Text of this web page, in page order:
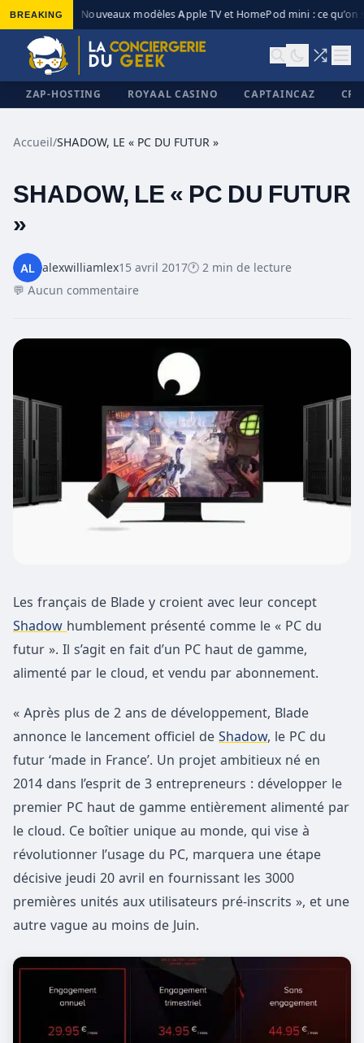
BREAKING Nouveaux modèles Apple TV et HomePod mini : ce qu’on
ZAP-HOSTING ROYAAL CASINO CAPTAINCAZ
✕
Accueil/SHADOW, LE « PC DU FUTUR »
SHADOW, LE « PC DU FUTUR
»
alexwilliamlex15 avril 2017🕐 2 min de lecture
💬 Aucun commentaire
Les français de Blade y croient avec leur concept
Shadow humblement présenté comme le « PC du
futur ». Il s’agit en fait d’un PC haut de gamme,
alimenté par le cloud, et vendu par abonnement.
« Après plus de 2 ans de développement, Blade
annonce le lancement officiel de Shadow, le PC du
futur ‘made in France’. Un projet ambitieux né en
2014 dans l’esprit de 3 entrepreneurs : développer le
premier PC haut de gamme entièrement alimenté par
le cloud. Ce boîtier unique au monde, qui vise à
révolutionner l’usage du PC, marquera une étape
décisive jeudi 20 avril en fournissant les 3000
premières unités aux utilisateurs pré-inscrits », et une
autre vague au moins de Juin.